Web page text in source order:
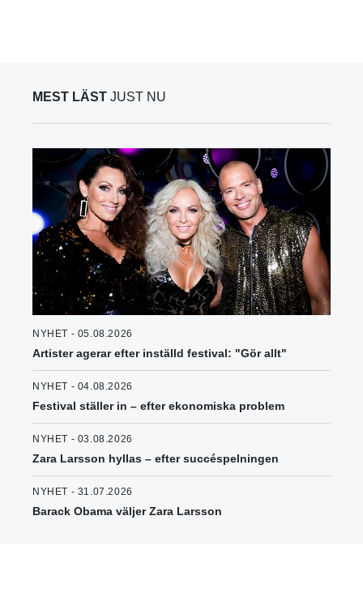
MEST LÄST JUST NU
NYHET - 05.08.2026
Artister agerar efter inställd festival: "Gör allt"
NYHET - 04.08.2026
Festival ställer in – efter ekonomiska problem
NYHET - 03.08.2026
Zara Larsson hyllas – efter succéspelningen
NYHET - 31.07.2026
Barack Obama väljer Zara Larsson